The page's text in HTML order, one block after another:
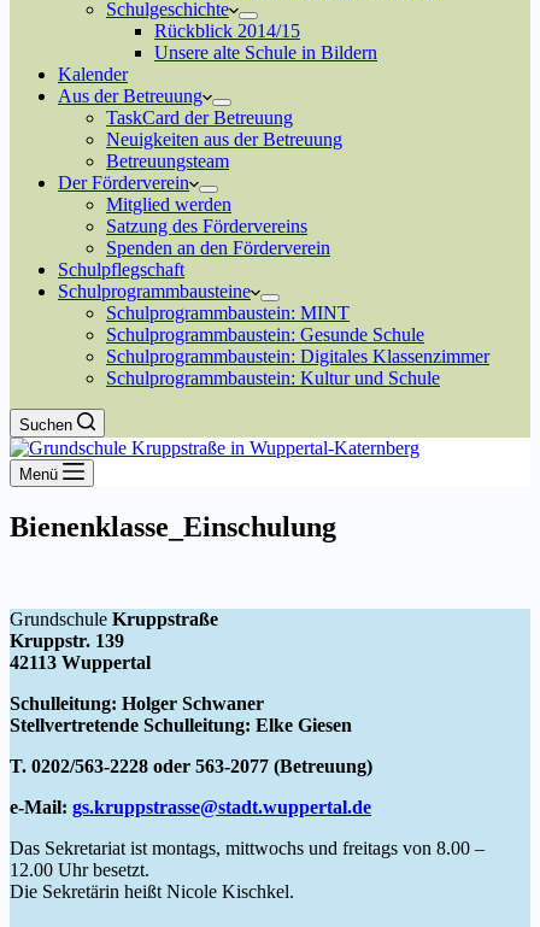
Schulgeschichte
Rückblick 2014/15
Unsere alte Schule in Bildern
Kalender
Aus der Betreuung
TaskCard der Betreuung
Neuigkeiten aus der Betreuung
Betreuungsteam
Der Förderverein
Mitglied werden
Satzung des Fördervereins
Spenden an den Förderverein
Schulpflegschaft
Schulprogrammbausteine
Schulprogrammbaustein: MINT
Schulprogrammbaustein: Gesunde Schule
Schulprogrammbaustein: Digitales Klassenzimmer
Schulprogrammbaustein: Kultur und Schule
Suchen
Menü
Bienenklasse_Einschulung
Grundschule Kruppstraße
Kruppstr. 139
42113 Wuppertal
Schulleitung: Holger Schwaner
Stellvertretende Schulleitung: Elke Giesen
T. 0202/563-2228 oder 563-2077 (Betreuung)
e-Mail: gs.kruppstrasse@stadt.wuppertal.de
Das Sekretariat ist montags, mittwochs und freitags von 8.00 –
12.00 Uhr besetzt.
Die Sekretärin heißt Nicole Kischkel.